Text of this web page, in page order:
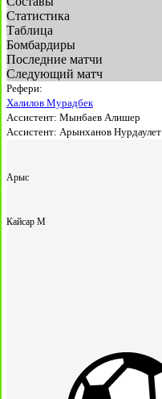
Статистика
Таблица
Бомбардиры
Последние матчи
Следующий матч
Рефери:
Халилов Мурадбек
Ассистент: Мынбаев Алишер
Ассистент: Арынханов Нурдаулет
Арыс
Кайсар М